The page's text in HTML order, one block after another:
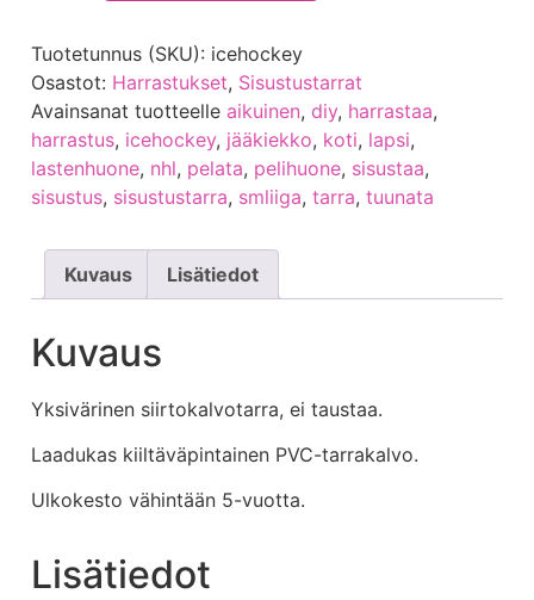
Tuotetunnus (SKU): icehockey
Osastot: Harrastukset, Sisustustarrat
Avainsanat tuotteelle aikuinen, diy, harrastaa,
harrastus, icehockey, jääkiekko, koti, lapsi,
lastenhuone, nhl, pelata, pelihuone, sisustaa,
sisustus, sisustustarra, smliiga, tarra, tuunata
Kuvaus Lisätiedot
Kuvaus
Yksivärinen siirtokalvotarra, ei taustaa.
Laadukas kiiltäväpintainen PVC-tarrakalvo.
Ulkokesto vähintään 5-vuotta.
Lisätiedot